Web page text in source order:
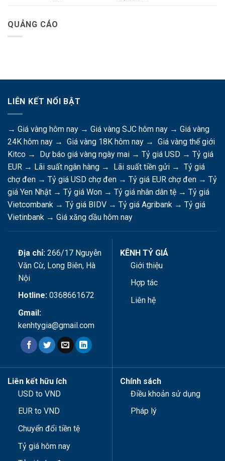
QUẢNG CÁO
LIÊN KẾT NỔI BẬT
→ Giá vàng hôm nay → Giá vàng SJC hôm nay → Giá vàng
24K hôm nay → Giá vàng 18K hôm nay → Giá vàng thế giới
Kitco → Dự báo giá vàng ngày mai → Tỷ giá USD → Tỷ giá
EUR → Lãi suất ngân hàng → Lãi suất tiền gửi → Tỷ giá
chợ đen → Tỷ giá USD chợ đen → Tỷ giá EUR chợ đen → Tỷ
giá Yen Nhật → Tỷ giá Won → Tỷ giá nhân dân tệ → Tỷ giá
Vietcombank → Tỷ giá BIDV → Tỷ giá Agribank → Tỷ giá
Vietinbank → Giá xăng dầu hôm nay
Địa chỉ:266/17 Nguyễn
Văn Cừ, Long Biên, Hà
Nội
Hotline:0368661672
Gmail:
kenhtygia@gmail.com
KÊNH TỶ GIÁ
Giới thiệu
Hợp tác
Liên hệ
Liên kết hữu ích
USD to VND
EUR to VND
Chuyển đổi tiền tệ
Tỷ giá hôm nay
Chính sách
Điều khoản sử dụng
Pháp lý